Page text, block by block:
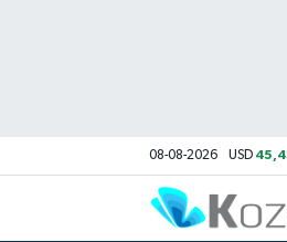
08-08-2026 USD
Bursa Namaz Vakitleri